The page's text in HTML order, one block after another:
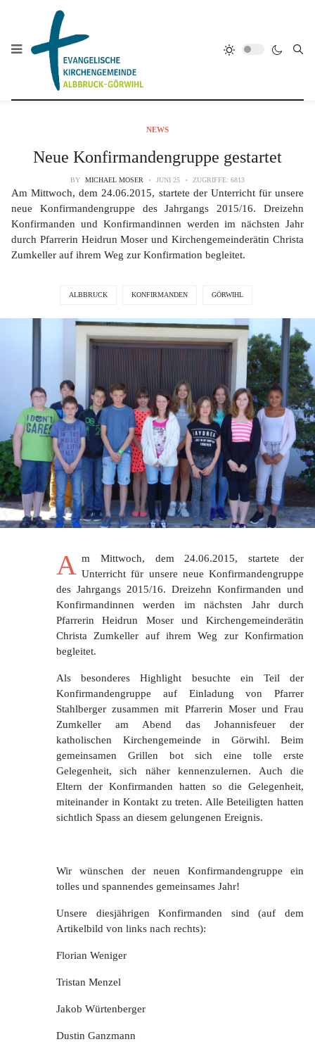
NEWS
Neue Konfirmandengruppe gestartet
BY MICHAEL MOSER JUNI 25 ZUGRIFFE: 6813
Am Mittwoch, dem 24.06.2015, startete der Unterricht für unsere
neue Konfirmandengruppe des Jahrgangs 2015/16. Dreizehn
Konfirmanden und Konfirmandinnen werden im nächsten Jahr
durch Pfarrerin Heidrun Moser und Kirchengemeinderätin Christa
Zumkeller auf ihrem Weg zur Konfirmation begleitet.
ALBBRUCK KONFIRMANDEN GÖRWIHL
A m Mittwoch, dem 24.06.2015, startete der
Unterricht für unsere neue Konfirmandengruppe
des Jahrgangs 2015/16. Dreizehn Konfirmanden und
Konfirmandinnen werden im nächsten Jahr durch
Pfarrerin Heidrun Moser und Kirchengemeinderätin
Christa Zumkeller auf ihrem Weg zur Konfirmation
begleitet.
Als besonderes Highlight besuchte ein Teil der
Konfirmandengruppe auf Einladung von Pfarrer
Stahlberger zusammen mit Pfarrerin Moser und Frau
Zumkeller am Abend das Johannisfeuer der
katholischen Kirchengemeinde in Görwihl. Beim
gemeinsamen Grillen bot sich eine tolle erste
Gelegenheit, sich näher kennenzulernen. Auch die
Eltern der Konfirmanden hatten so die Gelegenheit,
miteinander in Kontakt zu treten. Alle Beteiligten hatten
sichtlich Spass an diesem gelungenen Ereignis.
Wir wünschen der neuen Konfirmandengruppe ein
tolles und spannendes gemeinsames Jahr!
Unsere diesjährigen Konfirmanden sind (auf dem
Artikelbild von links nach rechts):
Florian Weniger
Tristan Menzel
Jakob Würtenberger
Dustin Ganzmann